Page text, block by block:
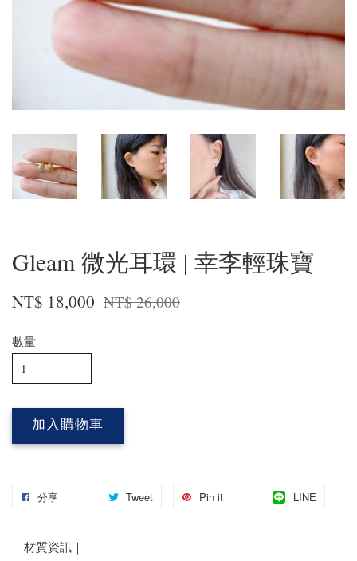
Gleam 微光耳環 | 幸李輕珠寶
NT$ 18,000 NT$ 26,000
數量
加入購物車
分享 Tweet Pin it LINE
｜材質資訊｜